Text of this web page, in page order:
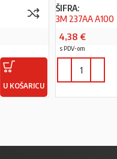
U KOŠARICU
ŠIFRA:
3M 237AA A100
4,38 €
s PDV-om